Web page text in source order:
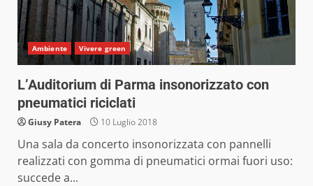
Ambiente Vivere green
L’Auditorium di Parma insonorizzato con
pneumatici riciclati
Giusy Patera 10 Luglio 2018
Una sala da concerto insonorizzata con pannelli
realizzati con gomma di pneumatici ormai fuori uso:
succede a...